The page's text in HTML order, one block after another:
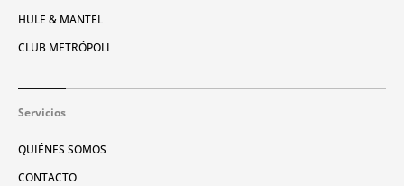
HULE & MANTEL
CLUB METRÓPOLI
Servicios
QUIÉNES SOMOS
CONTACTO